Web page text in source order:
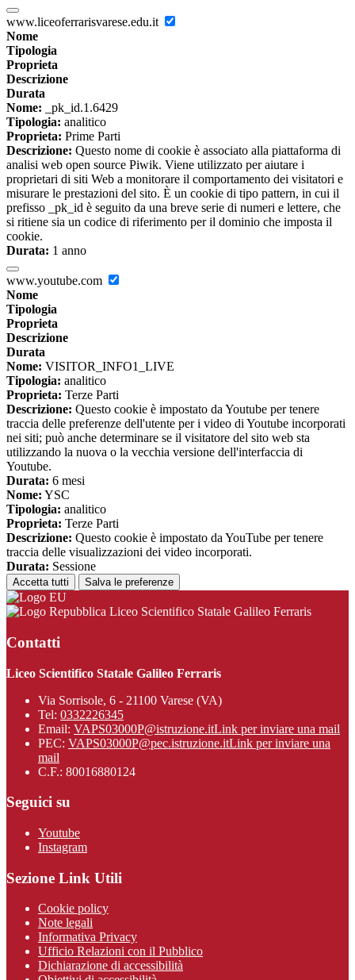
www.liceoferrarisvarese.edu.it
Nome
Tipologia
Proprieta
Descrizione
Durata
Nome: _pk_id.1.6429
Tipologia: analitico
Proprieta: Prime Parti
Descrizione: Questo nome di cookie è associato alla piattaforma di
analisi web open source Piwik. Viene utilizzato per aiutare i
proprietari di siti Web a monitorare il comportamento dei visitatori e
misurare le prestazioni del sito. È un cookie di tipo pattern, in cui il
prefisso _pk_id è seguito da una breve serie di numeri e lettere, che
si ritiene sia un codice di riferimento per il dominio che imposta il
cookie.
Durata: 1 anno
www.youtube.com
Nome
Tipologia
Proprieta
Descrizione
Durata
Nome: VISITOR_INFO1_LIVE
Tipologia: analitico
Proprieta: Terze Parti
Descrizione: Questo cookie è impostato da Youtube per tenere
traccia delle preferenze dell'utente per i video di Youtube incorporati
nei siti; può anche determinare se il visitatore del sito web sta
utilizzando la nuova o la vecchia versione dell'interfaccia di
Youtube.
Durata: 6 mesi
Nome: YSC
Tipologia: analitico
Proprieta: Terze Parti
Descrizione: Questo cookie è impostato da YouTube per tenere
traccia delle visualizzazioni dei video incorporati.
Durata: Sessione
Accetta tutti Salva le preferenze
Liceo Scientifico Statale Galileo Ferraris
Contatti
Liceo Scientifico Statale Galileo Ferraris
Via Sorrisole, 6 - 21100 Varese (VA)
Tel: 0332226345
Email: VAPS03000P@istruzione.itLink per inviare una mail
PEC: VAPS03000P@pec.istruzione.itLink per inviare una
mail
C.F.: 80016880124
Seguici su
Youtube
Instagram
Sezione Link Utili
Cookie policy
Note legali
Informativa Privacy
Ufficio Relazioni con il Pubblico
Dichiarazione di accessibilità